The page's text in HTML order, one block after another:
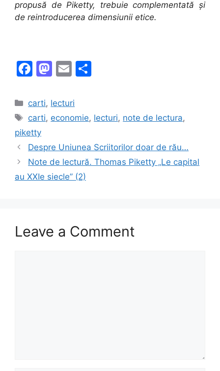
propusă de Piketty, trebuie complementată și
de reintroducerea dimensiunii etice.
F
c
e
b
o
o
k
M
st
o
o
n
E
ai
l
e
Categories
carti, lecturi
Tags
carti, economie, lecturi, note de lectura,
piketty
Despre Uniunea Scriitorilor doar de rău…
Note de lectură. Thomas Piketty „Le capital
au XXIe siecle” (2)
Leave a Comment